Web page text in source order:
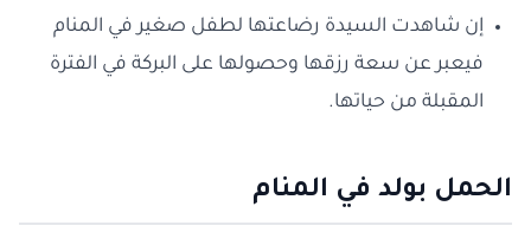
إن شاهدت السيدة رضاعتها لطفل صغير في المنام
فيعبر عن سعة رزقها وحصولها على البركة في الفترة
المقبلة من حياتها.
الحمل بولد في المنام